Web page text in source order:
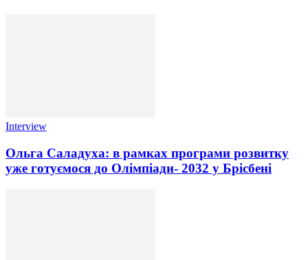
Interview
Ольга Саладуха: в рамках програми розвитку
уже готуємося до Олімпіади- 2032 у Брісбені